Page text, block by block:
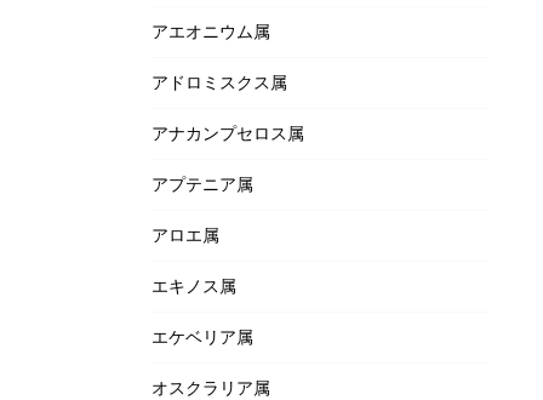
アエオニウム属
アドロミスクス属
アナカンプセロス属
アプテニア属
アロエ属
エキノス属
エケベリア属
オスクラリア属